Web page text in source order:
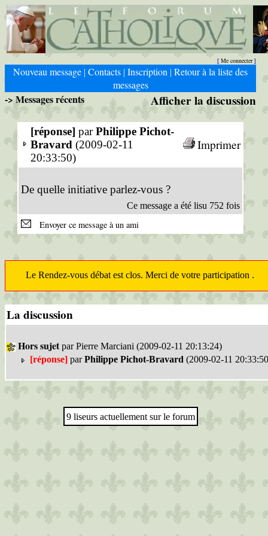
[ Me connecter]
Nouveau message | Contacts | Inscription | Retour à la liste des
messages
-> Messages récents Afficher la discussion
[réponse] parPhilippe Pichot-
Bravard (2009-02-11
20:33:50)
Imprimer
De quelle initiative parlez-vous ?
Ce message a été lisu 752 fois
Envoyer ce message à un ami
Le Rendez-vous débat est clos. Merci de votre participation .
La discussion
Hors sujetpar Pierre Marciani (2009-02-11 20:13:24)
[réponse] parPhilippe Pichot-Bravard (2009-02-11
9 liseurs actuellement sur le forum